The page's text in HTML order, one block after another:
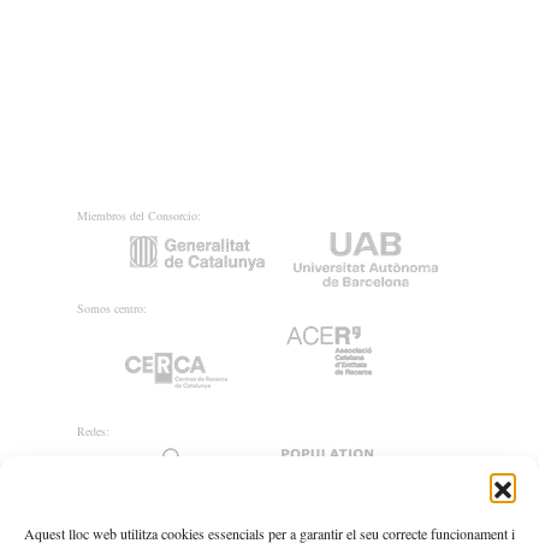
Aquest lloc web utilitza cookies essencials per a garantir el seu correcte funcionament i
Miembros del Consorcio:
Somos centro:
Redes: